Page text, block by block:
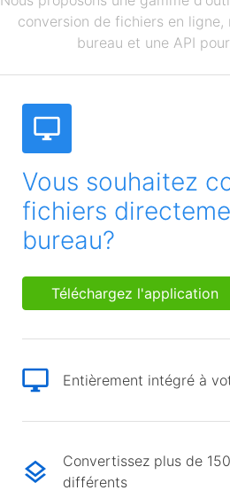
conversion de fichiers en
bureau et une API
Vous souhaitez
fichiers
bureau?
Téléchargez l'application
Entièrement intégré à
Convertissez plus de
différents